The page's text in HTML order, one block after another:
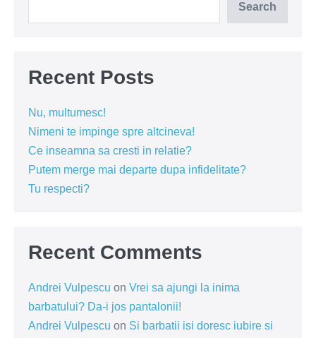
Search
Recent Posts
Nu, multumesc!
Nimeni te impinge spre altcineva!
Ce inseamna sa cresti in relatie?
Putem merge mai departe dupa infidelitate?
Tu respecti?
Recent Comments
Andrei Vulpescu on Vrei sa ajungi la inima
barbatului? Da-i jos pantalonii!
Andrei Vulpescu on Si barbatii isi doresc iubire si